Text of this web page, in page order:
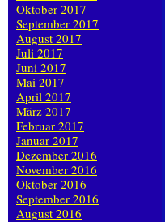
Oktober 2017
September 2017
August 2017
Juli 2017
Juni 2017
Mai 2017
April 2017
März 2017
Februar 2017
Januar 2017
Dezember 2016
November 2016
Oktober 2016
September 2016
August 2016